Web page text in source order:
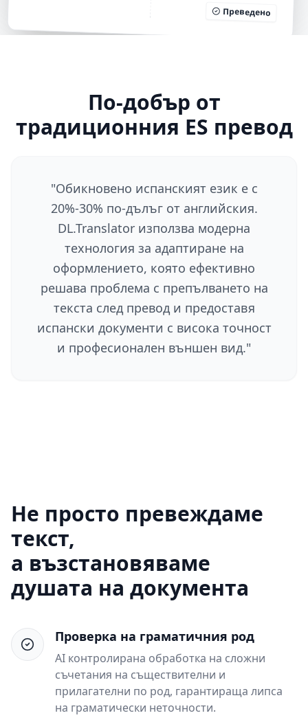
Преведено
По-добър от
традиционния ES превод
"Обикновено испанският език е с
20%-30% по-дълъг от английския.
DL.Translator използва модерна
технология за адаптиране на
оформлението, която ефективно
решава проблема с препълването на
текста след превод и предоставя
испански документи с висока точност
и професионален външен вид."
Не просто превеждаме
текст,
а възстановяваме
душата на документа
Проверка на граматичния род
AI контролирана обработка на сложни
съчетания на съществителни и
прилагателни по род, гарантираща липса
на граматически неточности.